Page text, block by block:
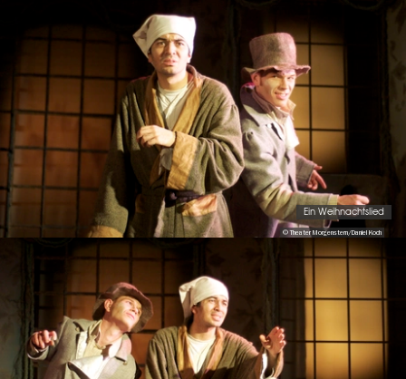
© Theater Morgenstern/Daniel Koch
Ein Weihnachtslied